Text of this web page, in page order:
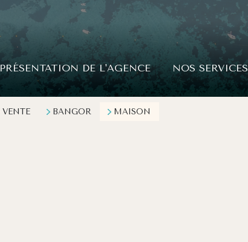
PRÉSENTATION DE L'AGENCE NOS SERVICES
VENTE BANGOR MAISON